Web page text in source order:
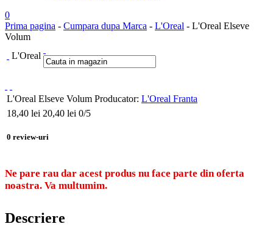
0
Prima pagina - Cumpara dupa Marca - L'Oreal - L'Oreal Elseve
Volum
L'Oreal
L'Oreal Elseve Volum Producator: L'Oreal Franta
18,40 lei 20,40 lei 0/5
0 review-uri
Ne pare rau dar acest produs nu face parte din oferta
noastra. Va multumim.
Descriere